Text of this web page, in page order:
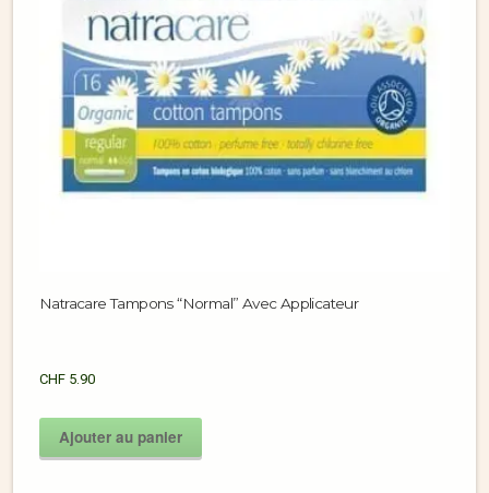
Natracare Tampons “Normal” Avec Applicateur
CHF 5.90
Ajouter au panier